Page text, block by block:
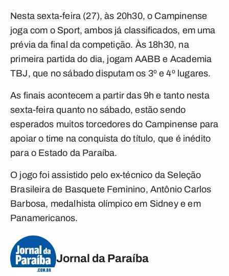
Nesta sexta-feira (27), às 20h30, o Campinense
joga com o Sport, ambos já classificados, em uma
prévia da final da competição. Às 18h30, na
primeira partida do dia, jogam AABB e Academia
TBJ, que no sábado disputam os 3º e 4º lugares.
As finais acontecem a partir das 9h e tanto nesta
sexta-feira quanto no sábado, estão sendo
esperados muitos torcedores do Campinense para
apoiar o time na conquista do título, que é inédito
para o Estado da Paraíba.
O jogo foi assistido pelo ex-técnico da Seleção
Brasileira de Basquete Feminino, Antônio Carlos
Barbosa, medalhista olímpico em Sidney e em
Panamericanos.
Jornal da Paraíba